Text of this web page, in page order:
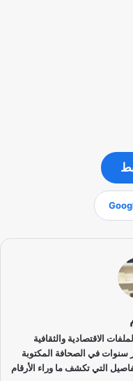
الاقتصادية والثقافية
سنوات في الصحافة المكتوبة
التي تكشف ما وراء الأرقام